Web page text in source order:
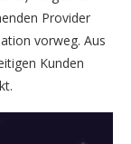
Provider
vorweg. Aus
Kunden